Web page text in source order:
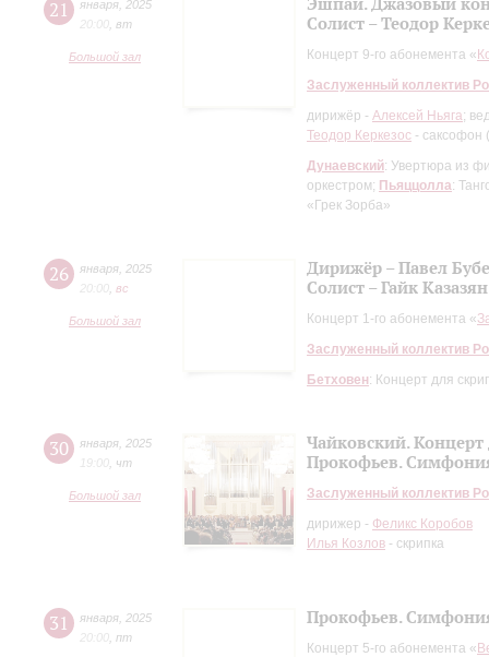
21 января 2025
20:00 вт
Большой зал
Солист – Теодор
Концерт 9-го абонемента «
Заслуженный коллектив
дирижёр - Алексей Ньяга;
Теодор Керкезос - саксофон
Дунаевский: Увертюра из
оркестром; Пьяццолла:
«Грек Зорба»
26 января 2025
20:00 вc
Большой зал
Дирижёр – Павел
Солист – Гайк Казазян
Концерт 1-го абонемента «
Заслуженный коллектив
Бетховен: Концерт для
30 января 2025
19:00 чт
Большой зал
Чайковский.
Прокофьев.
Заслуженный коллектив
дирижер - Феликс Коробов
Илья Козлов - скрипка
31 января 2025
20:00 пт
Прокофьев.
Концерт 5-го абонемента «